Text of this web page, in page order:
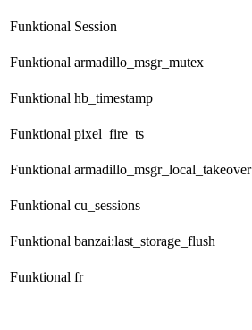
Funktional Session
Funktional armadillo_msgr_mutex
Funktional hb_timestamp
Funktional pixel_fire_ts
Funktional armadillo_msgr_local_takeover
Funktional cu_sessions
Funktional banzai:last_storage_flush
Funktional fr